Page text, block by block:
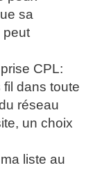
sa
peut
CPL:
dans toute
réseau
un choix
liste au